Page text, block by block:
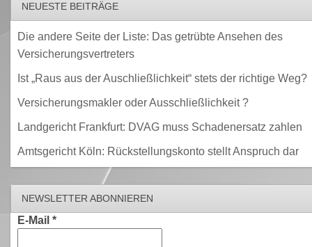
NEUESTE BEITRÄGE
Die andere Seite der Liste: Das getrübte Ansehen des
Versicherungsvertreters
Ist „Raus aus der Auschließlichkeit“ stets der richtige Weg?
Versicherungsmakler oder Ausschließlichkeit ?
Landgericht Frankfurt: DVAG muss Schadenersatz zahlen
Amtsgericht Köln: Rückstellungskonto stellt Anspruch dar
NEWSLETTER ABONNIEREN
E-Mail *